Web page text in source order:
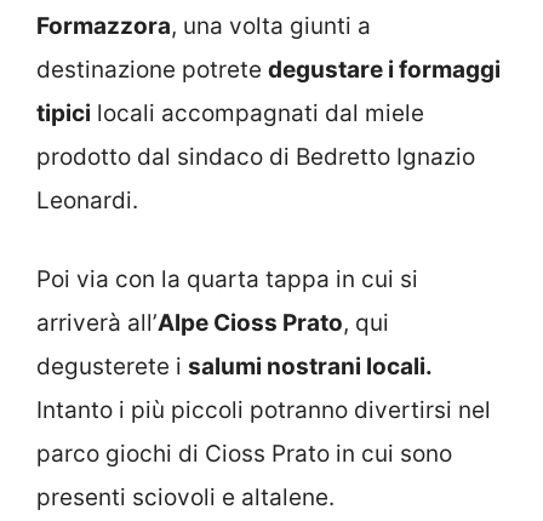
Formazzora, una volta giunti a
destinazione potrete degustare i formaggi
tipici locali accompagnati dal miele
prodotto dal sindaco di Bedretto Ignazio
Leonardi.
Poi via con la quarta tappa in cui si
arriverà all’Alpe Cioss Prato, qui
degusterete i salumi nostrani locali.
Intanto i più piccoli potranno divertirsi nel
parco giochi di Cioss Prato in cui sono
presenti sciovoli e altalene.